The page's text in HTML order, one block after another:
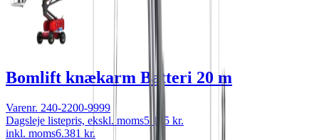
Bomlift knækarm Batteri 20 m
Varenr. 240-2200-9999
Dagsleje listepris, ekskl. moms5.105 kr.
inkl. moms6.381 kr.